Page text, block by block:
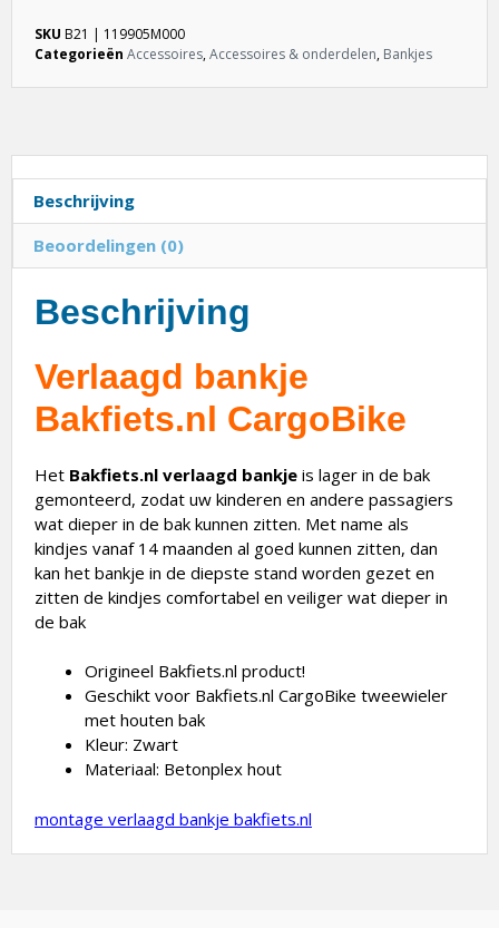
SKU B21 | 119905M000
Categorieën Accessoires,Accessoires & onderdelen, Bankjes
Beschrijving
Beoordelingen (0)
Beschrijving
Verlaagd bankje
Bakfiets.nl CargoBike
Het Bakfiets.nl verlaagd bankje is lager in de bak
gemonteerd, zodat uw kinderen en andere passagiers
wat dieper in de bak kunnen zitten. Met name als
kindjes vanaf 14 maanden al goed kunnen zitten, dan
kan het bankje in de diepste stand worden gezet en
zitten de kindjes comfortabel en veiliger wat dieper in
de bak
Origineel Bakfiets.nl product!
Geschikt voor Bakfiets.nl CargoBike tweewieler
met houten bak
Kleur: Zwart
Materiaal: Betonplex hout
montage verlaagd bankje bakfiets.nl